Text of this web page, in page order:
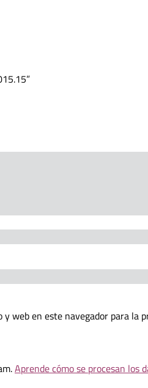
web en este navegador para la
Aprende cómo se procesan los